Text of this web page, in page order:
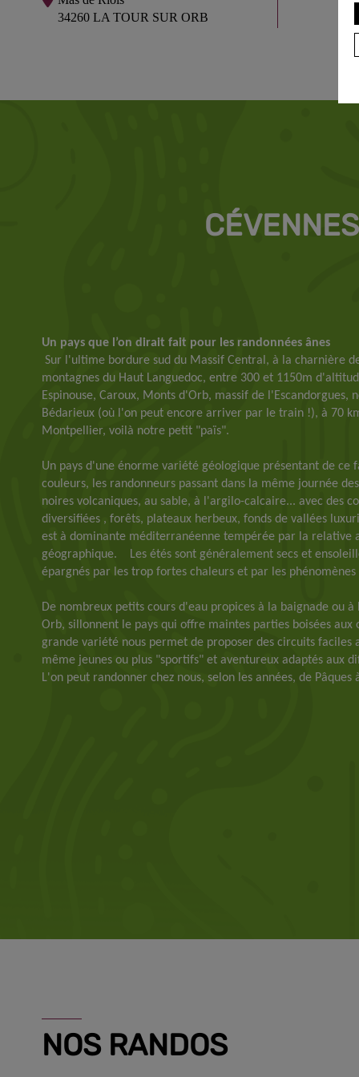
34260 LA TOUR SUR ORB
Un pays que l’on dirait fait pour les randonnées ânes
Sur l'ultime bordure sud du Massif Central, à la charnière
montagnes du Haut Languedoc, entre 300 et 1150m
Espinouse, Caroux, Monts d'Orb, massif de l'Escandorgues,
Bédarieux (où l'on peut encore arriver par le train !), à 70
Montpellier, voilà notre petit "païs".
Un pays d'une énorme variété géologique présentant de
couleurs, les randonneurs passant dans la même journée
noires volcaniques, au sable, à l'argilo-calcaire... avec des
diversifiées , forêts, plateaux herbeux, fonds de vallées
est à dominante méditerranéenne tempérée par la relative
géographique. Les étés sont généralement secs et
épargnés par les trop fortes chaleurs et par les
De nombreux petits cours d'eau propices à la baignade ou
Orb, sillonnent le pays qui offre maintes parties boisées aux
grande variété nous permet de proposer des circuits faciles
même jeunes ou plus "sportifs" et aventureux adaptés aux
L'on peut randonner chez nous, selon les années, de Pâques
NOS RANDOS